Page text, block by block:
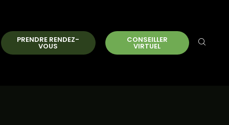
PRENDRE RENDEZ-
VOUS
CONSEILLER
VIRTUEL